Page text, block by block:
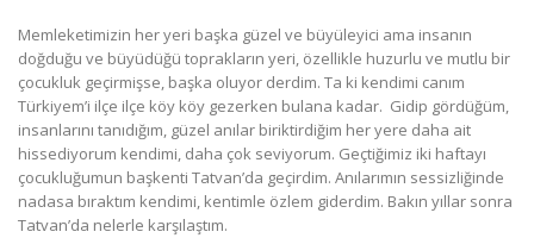
Memleketimizin her yeri başka güzel ve büyüleyici ama insanın
doğduğu ve büyüdüğü toprakların yeri, özellikle huzurlu ve mutlu bir
çocukluk geçirmişse, başka oluyor derdim. Ta ki kendimi canım
Türkiyem’i ilçe ilçe köy köy gezerken bulana kadar. Gidip gördüğüm,
insanlarını tanıdığım, güzel anılar biriktirdiğim her yere daha ait
hissediyorum kendimi, daha çok seviyorum. Geçtiğimiz iki haftayı
çocukluğumun başkenti Tatvan’da geçirdim. Anılarımın sessizliğinde
nadasa bıraktım kendimi, kentimle özlem giderdim. Bakın yıllar sonra
Tatvan’da nelerle karşılaştım.